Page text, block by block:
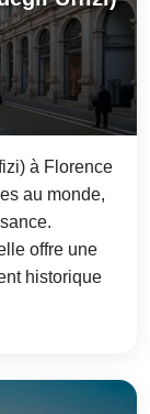
à Florence
au monde,
offre une
historique